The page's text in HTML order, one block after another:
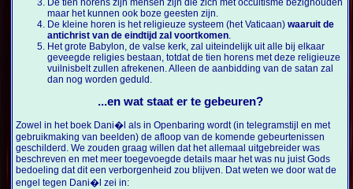
maar het kunnen ook boze geesten zijn.
De kleine horen is het religieuze systeem (het Vaticaan)waaruit de
antichrist van de eindtijd zal voortkomen
Het grote Babylon, de valse kerk, zal uiteindelijk uit alle bij elkaar
geveegde religies bestaan, totdat de tien horens met deze religieuze
vuilnisbelt zullen afrekenen. Alleen de aanbidding van de satan zal
dan nog worden geduld.
...en wat staat er te gebeuren?
Zowel in het boek Dani�l als in Openbaring wordt (in telegramstijl en met
gebruikmaking van beelden) de afloop van de komende gebeurtenissen
geschilderd. We zouden graag willen dat het allemaal uitgebreider was
beschreven en met meer toegevoegde details maar het was nu juist Gods
bedoeling dat dit een verborgenheid zou blijven. Dat weten we door wat de
engel tegen Dani�l zei in: